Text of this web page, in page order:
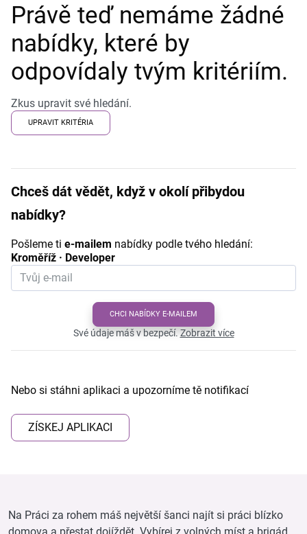
Právě teď nemáme žádné
nabídky, které by
odpovídaly tvým kritériím.
Zkus upravit své hledání.
UPRAVIT KRITÉRIA
Chceš dát vědět, když v okolí přibydou
nabídky?
Pošleme ti e-mailem nabídky podle tvého hledání:
Kroměříž · Developer
CHCI NABÍDKY E-MAILEM
Své údaje máš v bezpečí.Zobrazit více
Nebo si stáhni aplikaci a upozorníme tě notifikací
ZÍSKEJ APLIKACI
Na Práci za rohem máš největší šanci najít si práci blízko
domova a přestat dojíždět. Vybírej z volných míst a brigád